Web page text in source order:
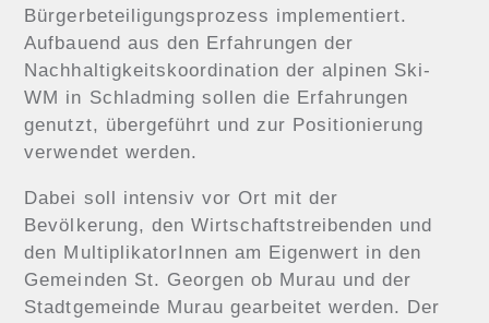
Bürgerbeteiligungsprozess implementiert.
Aufbauend aus den Erfahrungen der
Nachhaltigkeitskoordination der alpinen Ski-
WM in Schladming sollen die Erfahrungen
genutzt, übergeführt und zur Positionierung
verwendet werden.
Dabei soll intensiv vor Ort mit der
Bevölkerung, den Wirtschaftstreibenden und
den MultiplikatorInnen am Eigenwert in den
Gemeinden St. Georgen ob Murau und der
Stadtgemeinde Murau gearbeitet werden. Der